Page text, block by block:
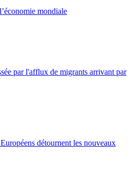
mondiale
par l'afflux de migrants arrivant par
détournent les nouveaux